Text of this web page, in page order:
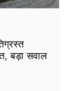
बड़ा सवाल